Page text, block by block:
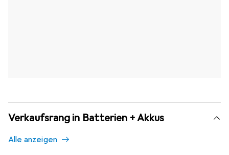
Verkaufsrang in Batterien + Akkus
Alle anzeigen